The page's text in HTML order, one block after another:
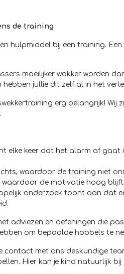
de training
hulpmiddel bij een training.
moeilijker wakker worden
jullie dit zelf al in het
erg belangrijk!
elke keer dat het alarm af
waardoor de training niet
de motivatie hoog blijft.
onderzoek toont aan dat
adviezen en oefeningen die
om bepaalde hobbels te
met ons deskundige
Hier kan je kind natuurlijk